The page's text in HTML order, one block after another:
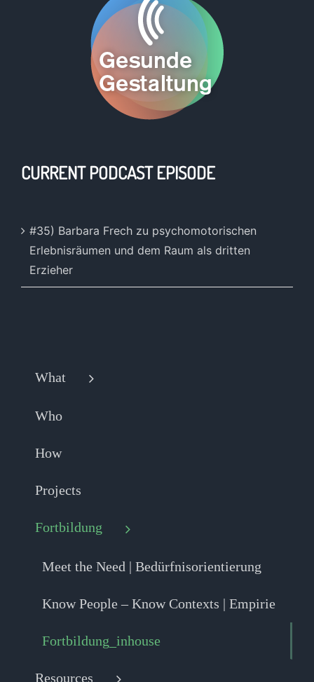
CURRENT PODCAST EPISODE
#35) Barbara Frech zu psychomotorischen
Erlebnisräumen und dem Raum als dritten
Erzieher
What
Who
How
Projects
Fortbildung
Meet the Need | Bedürfnisorientierung
Know People – Know Contexts | Empirie
Fortbildung_inhouse
Resources